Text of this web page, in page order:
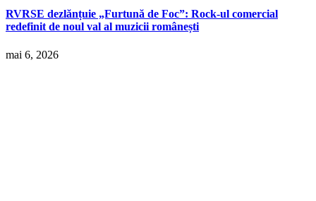
RVRSE dezlănțuie „Furtună de Foc”: Rock-ul comercial
redefinit de noul val al muzicii românești
mai 6, 2026